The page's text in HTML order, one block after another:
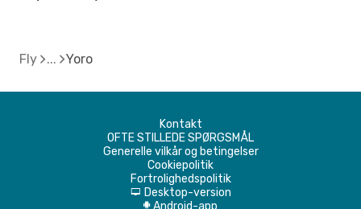
Fly Yoro
Kontakt
OFTE STILLEDE SPØRGSMÅL
Generelle vilkår og betingelser
Cookiepolitik
Fortrolighedspolitik
d Desktop-version
A Android-app